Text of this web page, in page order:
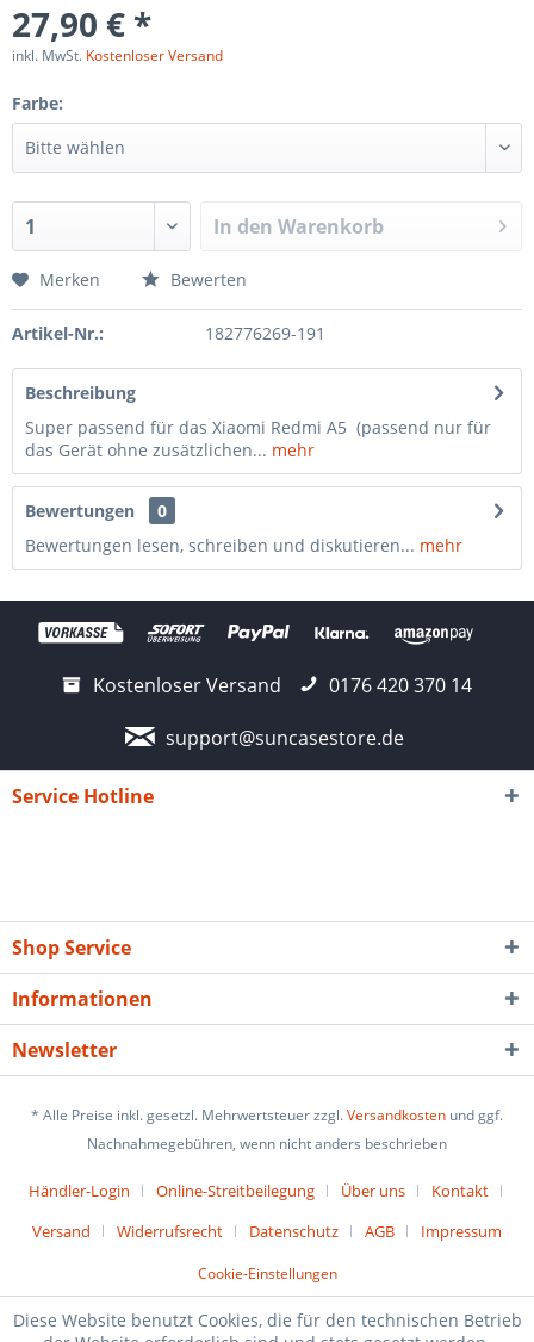
27,90 € *
inkl. MwSt. Kostenloser Versand
Farbe:
In den Warenkorb
Merken Bewerten
Artikel-Nr.: 182776269-191
Beschreibung
Super passend für das Xiaomi Redmi A5 (passend nur für
das Gerät ohne zusätzlichen... mehr
Bewertungen
0
Bewertungen lesen, schreiben und diskutieren... mehr
Kostenloser Versand
0176 420 370 14
support@suncasestore.de
Service Hotline
Shop Service
Informationen
Newsletter
* Alle Preise inkl. gesetzl. Mehrwertsteuer zzgl.Versandkosten und ggf.
Nachnahmegebühren, wenn nicht anders beschrieben
Händler-Login Online-Streitbeilegung Über uns
Kontakt
Versand
Widerrufsrecht Datenschutz AGB Impressum
Cookie-Einstellungen
Diese Website benutzt Cookies, die für den technischen Betrieb